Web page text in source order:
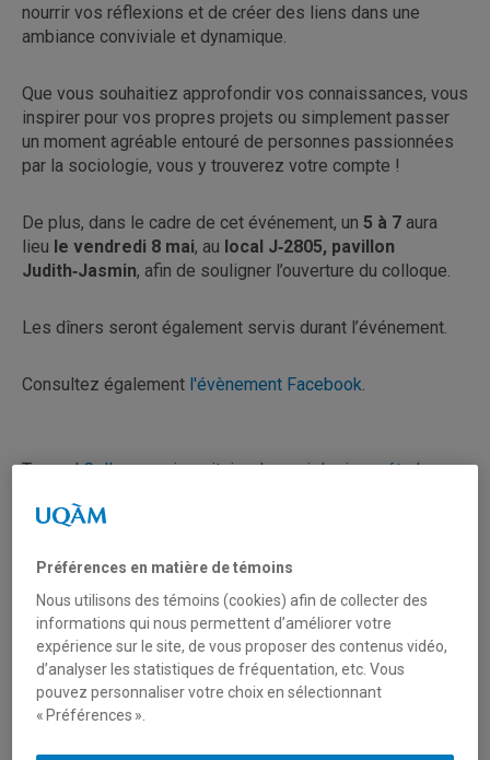
nourrir vos réflexions et de créer des liens dans une
ambiance conviviale et dynamique.
Que vous souhaitiez approfondir vos connaissances, vous
inspirer pour vos propres projets ou simplement passer
un moment agréable entouré de personnes passionnées
par la sociologie, vous y trouverez votre compte !
De plus, dans le cadre de cet événement, un 5 à 7 aura
lieu le vendredi 8 mai, au local J‑2805, pavillon
Judith‑Jasmin, afin de souligner l’ouverture du colloque.
Les dîners seront également servis durant l’événement.
Consultez également l'évènement Facebook.
TaggedColloque universitaire de sociologie en études
UQAM
Évènement public - Prescrire le
genre : Santé, douleur et
résistances féministes
Préférences en matière de témoins
Nous utilisons des témoins (cookies) afin de collecter des
informations qui nous permettent d’améliorer votre
expérience sur le site, de vous proposer des contenus vidéo,
d’analyser les statistiques de fréquentation, etc. Vous
pouvez personnaliser votre choix en sélectionnant
« Préférences ».